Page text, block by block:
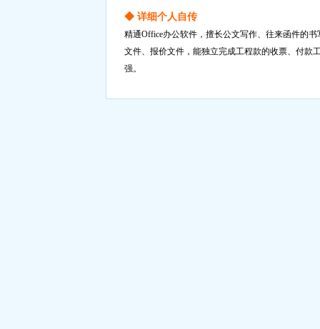
◆ 详细个人自传
精通Office办公软件，擅长公文写作、往来函件的
文件、报价文件，能独立完成工程款的收票、付款
强。